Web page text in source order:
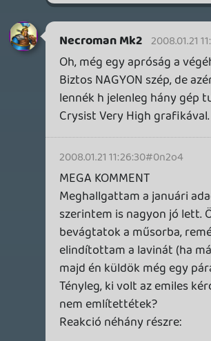
tudom, hogy egyszer már nyafogtam
miatta, de nem lehetne az oldal alján lévő
podcast feedet frissíteni ezekkel az
adásokkal?
Illetve átalakítani, hogy úgy működjön
mint egy igazi podcast link, tehát a
podcast kezelő szoftverek egyből le is
tudnák húzni az anyagot.
köszi.
Alwares 2008.01.21 06:52:45 #0n2o1
Egyébként ha valaki csak a régi lehetőleg
nem széthasznált GH2-es gitárjától
szeretne megválni (mert teszem azt van
neki Gh3) arra vevő lennék 😉
playmore 2008.01.20 23:09:47
A Guitar Hero III-hoz: zseniális darab,
hasonló érzések keringenek bennem a
játékkal kapcsolatban, amiket hallottam.
Nagyon jó érzés játszani vele, hatalmas
party és single játék is egyben. Tényleg